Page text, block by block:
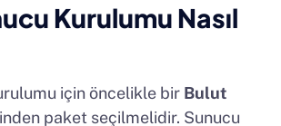
Kurulumu Nasıl
için öncelikle bir Bulut
paket seçilmelidir. Sunucu